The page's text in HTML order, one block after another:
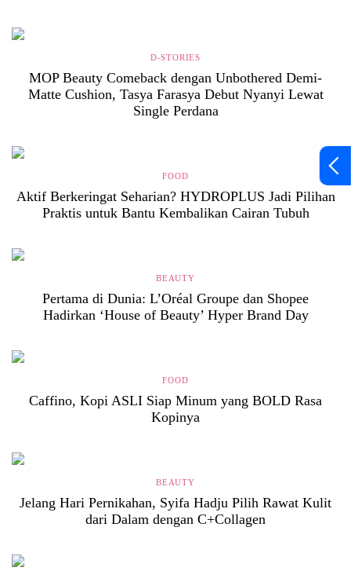
D-STORIES
MOP Beauty Comeback dengan Unbothered Demi-
Matte Cushion, Tasya Farasya Debut Nyanyi Lewat
Single Perdana
FOOD
Aktif Berkeringat Seharian? HYDROPLUS Jadi Pilihan
Praktis untuk Bantu Kembalikan Cairan Tubuh
BEAUTY
Pertama di Dunia: L’Oréal Groupe dan Shopee
Hadirkan ‘House of Beauty’ Hyper Brand Day
FOOD
Caffino, Kopi ASLI Siap Minum yang BOLD Rasa
Kopinya
BEAUTY
Jelang Hari Pernikahan, Syifa Hadju Pilih Rawat Kulit
dari Dalam dengan C+Collagen